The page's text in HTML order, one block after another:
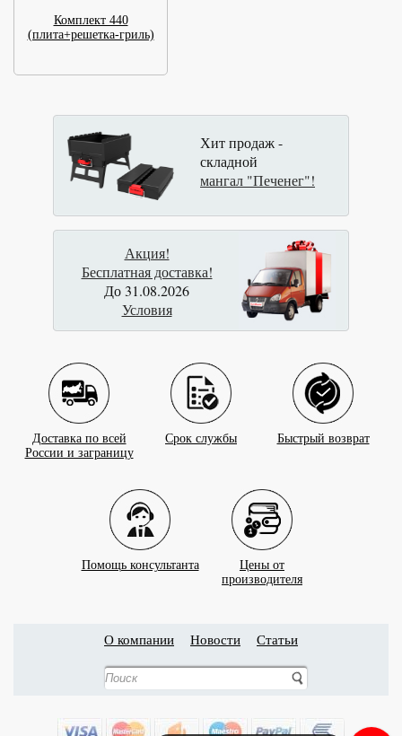
Комплект 440
(плита+решетка-гриль)
Хит продаж -
складной
мангал "Печенег"!
Акция!
Бесплатная доставка!
До 31.08.2026
Условия
Доставка по всей
России и заграницу
Срок службы Быстрый возврат
Помощь консультанта
Цены от
производителя
О компании Новости Статьи